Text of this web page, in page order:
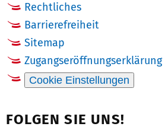
Rechtliches
Barrierefreiheit
Sitemap
Zugangseröffnungserklärung
Cookie Einstellungen
FOLGEN SIE UNS!